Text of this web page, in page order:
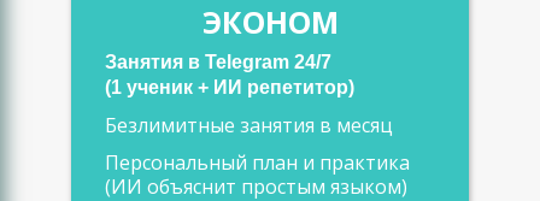
ЭКОНОМ
Занятия в Telegram 24/7
(1 ученик + ИИ репетитор)
Безлимитные занятия в месяц
Персональный план и практика
(ИИ объяснит простым языком)